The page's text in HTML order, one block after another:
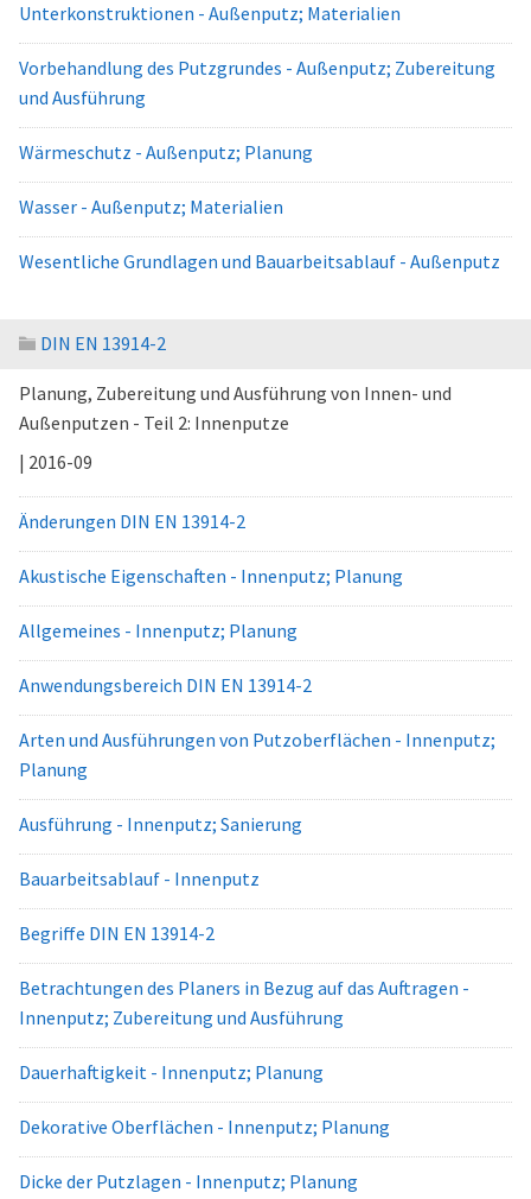
Unterkonstruktionen - Außenputz; Materialien
Vorbehandlung des Putzgrundes - Außenputz; Zubereitung
und Ausführung
Wärmeschutz - Außenputz; Planung
Wasser - Außenputz; Materialien
Wesentliche Grundlagen und Bauarbeitsablauf - Außenputz
DIN EN 13914-2
Planung, Zubereitung und Ausführung von Innen- und
Außenputzen - Teil 2: Innenputze
| 2016-09
Änderungen DIN EN 13914-2
Akustische Eigenschaften - Innenputz; Planung
Allgemeines - Innenputz; Planung
Anwendungsbereich DIN EN 13914-2
Arten und Ausführungen von Putzoberflächen - Innenputz;
Planung
Ausführung - Innenputz; Sanierung
Bauarbeitsablauf - Innenputz
Begriffe DIN EN 13914-2
Betrachtungen des Planers in Bezug auf das Auftragen -
Innenputz; Zubereitung und Ausführung
Dauerhaftigkeit - Innenputz; Planung
Dekorative Oberflächen - Innenputz; Planung
Dicke der Putzlagen - Innenputz; Planung